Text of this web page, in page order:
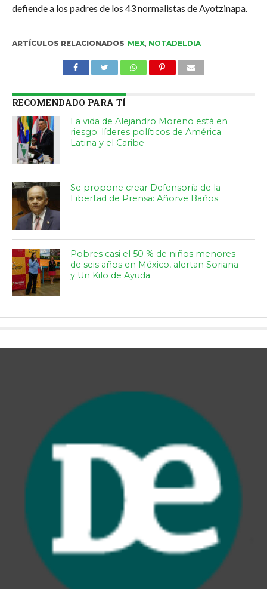
defiende a los padres de los 43 normalistas de Ayotzinapa.
ARTÍCULOS RELACIONADOS MEX, NOTADELDIA
RECOMENDADO PARA TÍ
La vida de Alejandro Moreno está en
riesgo: líderes políticos de América
Latina y el Caribe
Se propone crear Defensoría de la
Libertad de Prensa: Añorve Baños
Pobres casi el 50 % de niños menores
de seis años en México, alertan Soriana
y Un Kilo de Ayuda